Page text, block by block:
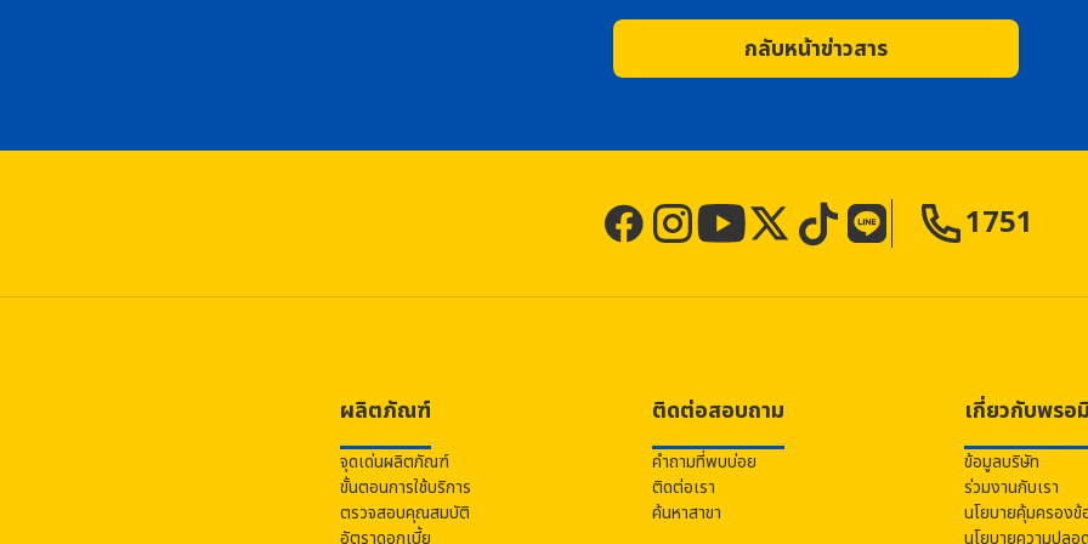
กลับหน้าข่าวสาร
1751
ผลิตภัณฑ์
จุดเด่นผลิตภัณฑ์
ขั้นตอนการใช้บริการ
ตรวจสอบคุณสมบัติ
อัตราดอกเบี้ย
ติดต่อสอบถาม
คำถามที่พบบ่อย
ติดต่อเรา
ค้นหาสาขา
เกี่ยวกับพรอ
ข้อมูลบริษัท
ร่วมงานกับเรา
นโยบายคุ้มครอง
นโยบายความปล